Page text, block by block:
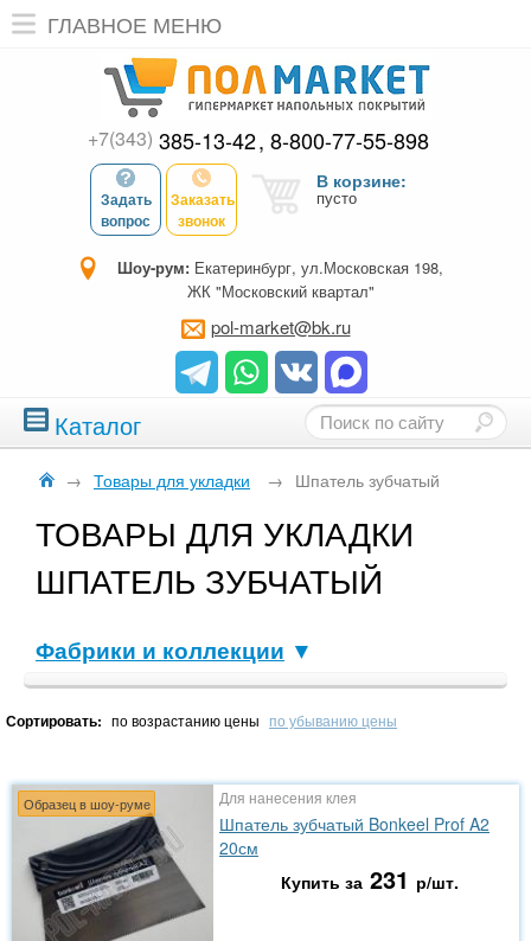
ГЛАВНОЕ МЕНЮ
+7(343) 385-13-42 8-800-77-55-898
Задать
вопрос
Заказать
звонок
В корзине:
пусто
Шоу-рум: Екатеринбург, ул.Московская 198,
ЖК "Московский квартал"
pol-market@bk.ru
Каталог
→ Товары для укладки → Шпатель зубчатый
ТОВАРЫ ДЛЯ УКЛАДКИ
ШПАТЕЛЬ ЗУБЧАТЫЙ
Фабрики и коллекции ▼
Сортировать: по возрастанию цены по убыванию цены
Образец в шоу-руме Для нанесения клея
Шпатель зубчатый Bonkeel Prof A2
20см
Купить за 231 р/шт.